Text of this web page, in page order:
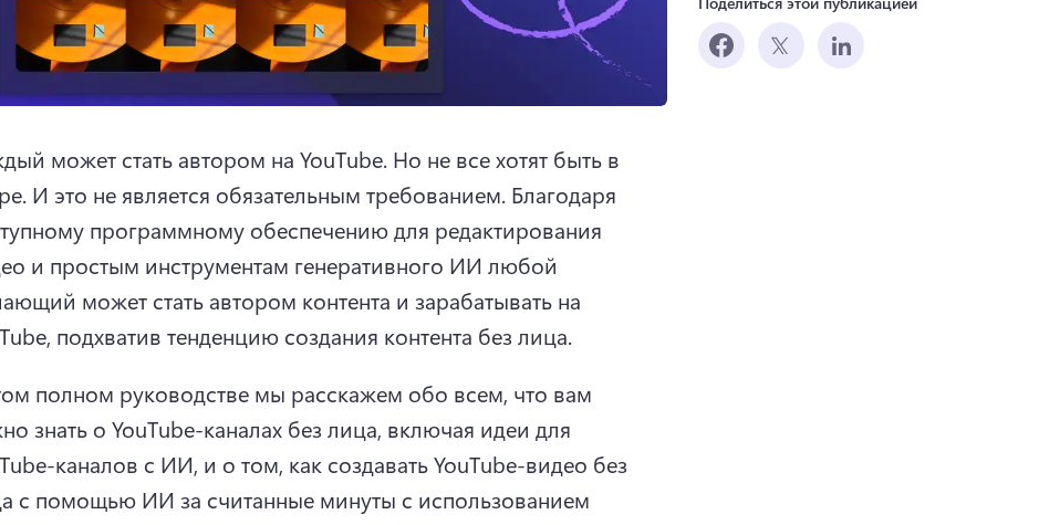
может стать автором на YouTube. Но не все хотят быть в
И это не является обязательным требованием. Благодаря
программному обеспечению для редактирования
и простым инструментам генеративного ИИ любой
может стать автором контента и зарабатывать на
подхватив тенденцию создания контента без лица.
полном руководстве мы расскажем обо всем, что вам
знать о YouTube-каналах без лица, включая идеи для
каналов с ИИ, и о том, как создавать YouTube-видео без
с помощью ИИ за считанные минуты с использованием